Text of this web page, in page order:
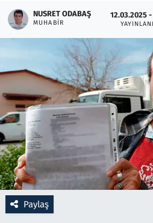
NUSRET ODABAŞ
MUHABIR
12.03.2025
Paylaş
Ramazan
Resmi İlanlar
Rüya Tabirleri
Sağlık
Savunma Sanayi
Seçim 2023